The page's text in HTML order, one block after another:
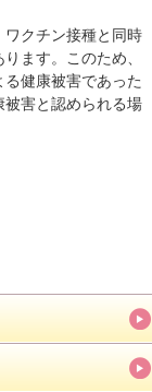
クチン接種と同時
ます。このため、
健康被害であった
害と認められる場